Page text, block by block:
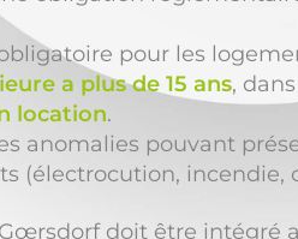
pour les
a plus de 15 ans,
location.
anomalies pouvant
(électrocution, incendie,
doit être intégré